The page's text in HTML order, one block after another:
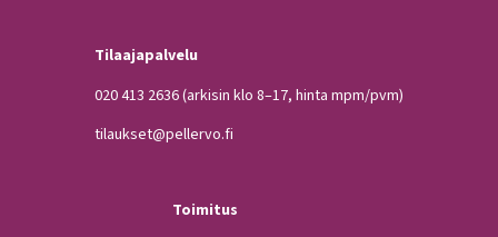
Tilaajapalvelu
020 413 2636(arkisin klo 8–17, hinta mpm/pvm)
tilaukset@pellervo.fi
Toimitus